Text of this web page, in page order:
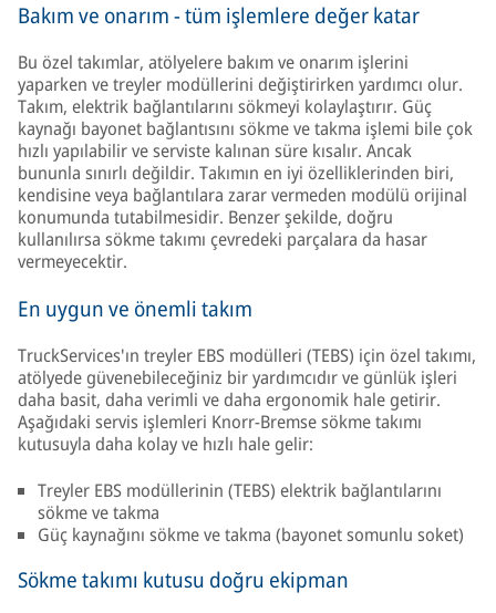
Bakım ve onarım - tüm işlemlere değer katar
Bu özel takımlar, atölyelere bakım ve onarım işlerini
yaparken ve treyler modüllerini değiştirirken yardımcı olur.
Takım, elektrik bağlantılarını sökmeyi kolaylaştırır. Güç
kaynağı bayonet bağlantısını sökme ve takma işlemi bile çok
hızlı yapılabilir ve serviste kalınan süre kısalır. Ancak
bununla sınırlı değildir. Takımın en iyi özelliklerinden biri,
kendisine veya bağlantılara zarar vermeden modülü orijinal
konumunda tutabilmesidir. Benzer şekilde, doğru
kullanılırsa sökme takımı çevredeki parçalara da hasar
vermeyecektir.
En uygun ve önemli takım
TruckServices'ın treyler EBS modülleri (TEBS) için özel takımı,
atölyede güvenebileceğiniz bir yardımcıdır ve günlük işleri
daha basit, daha verimli ve daha ergonomik hale getirir.
Aşağıdaki servis işlemleri Knorr-Bremse sökme takımı
kutusuyla daha kolay ve hızlı hale gelir:
Treyler EBS modüllerinin (TEBS) elektrik bağlantılarını
sökme ve takma
Güç kaynağını sökme ve takma (bayonet somunlu soket)
Sökme takımı kutusu doğru ekipman